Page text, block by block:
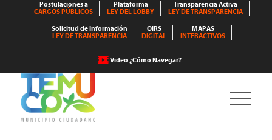
Postulaciones a
CARGOS PÚBLICOS
Plataforma
LEY DEL LOBBY
Transparencia Activa
LEY DE TRANSPARENCIA
Solicitud de Información
LEY DE TRANSPARENCIA
OIRS
DIGITAL
MAPAS
INTERACTIVOS
Video ¿Cómo Navegar?